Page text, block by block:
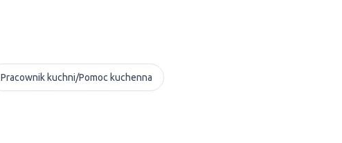
Pracownik kuchni/Pomoc kuchenna